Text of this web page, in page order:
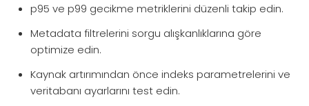
p95 ve p99 gecikme metriklerini düzenli takip edin.
Metadata filtrelerini sorgu alışkanlıklarına göre
optimize edin.
Kaynak artırımından önce indeks parametrelerini ve
veritabanı ayarlarını test edin.